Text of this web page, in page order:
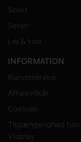
Sport
Serier
Lej & køb
INFORMATION
Kundeservice
Aftalevilkår
Cookies
Tilgængelighed hos
Viaplay